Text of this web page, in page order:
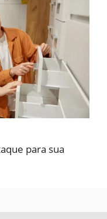
para sua